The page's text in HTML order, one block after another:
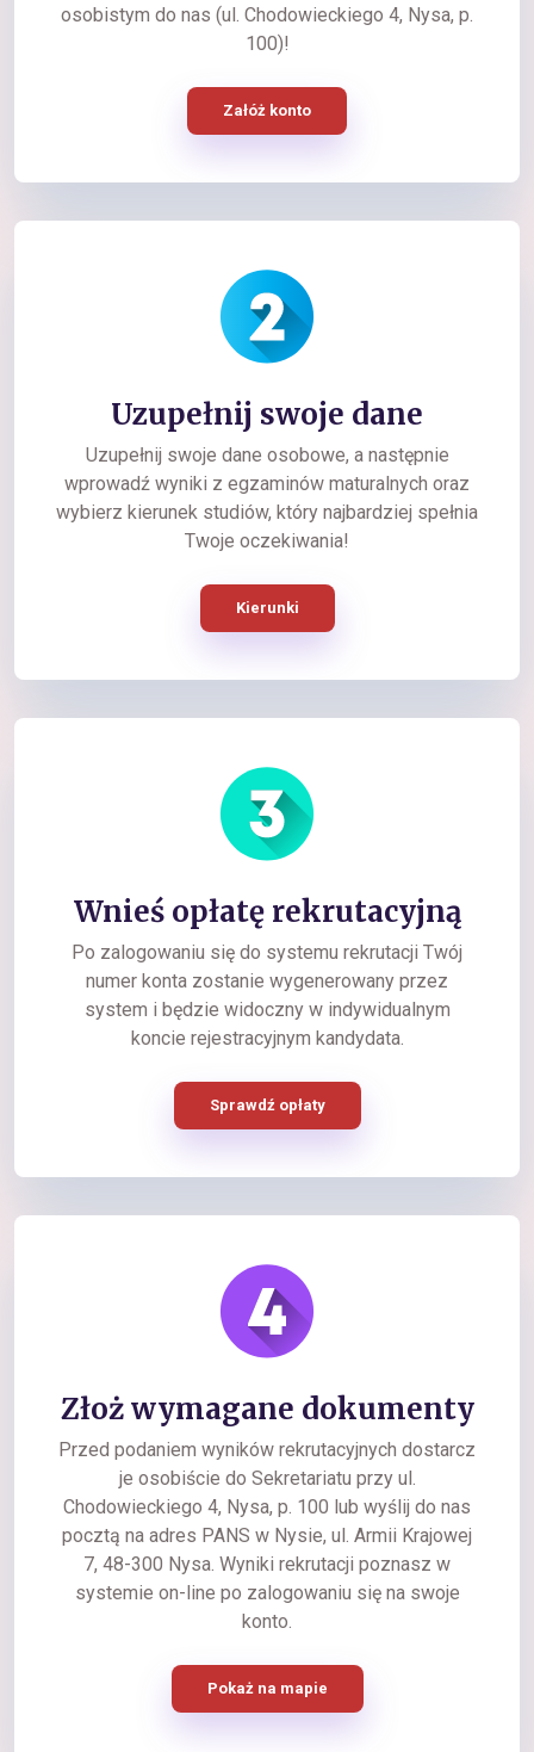
osobistym do nas (ul. Chodowieckiego 4, Nysa, p.
100)!
Załóż konto
Uzupełnij swoje dane
Uzupełnij swoje dane osobowe, a następnie
wprowadź wyniki z egzaminów maturalnych oraz
wybierz kierunek studiów, który najbardziej spełnia
Twoje oczekiwania!
Kierunki
Wnieś opłatę rekrutacyjną
Po zalogowaniu się do systemu rekrutacji Twój
numer konta zostanie wygenerowany przez
system i będzie widoczny w indywidualnym
koncie rejestracyjnym kandydata.
Sprawdź opłaty
Złoż wymagane dokumenty
Przed podaniem wyników rekrutacyjnych dostarcz
je osobiście do Sekretariatu przy ul.
Chodowieckiego 4, Nysa, p. 100 lub wyślij do nas
pocztą na adres PANS w Nysie, ul. Armii Krajowej
7, 48-300 Nysa. Wyniki rekrutacji poznasz w
systemie on-line po zalogowaniu się na swoje
konto.
Pokaż na mapie